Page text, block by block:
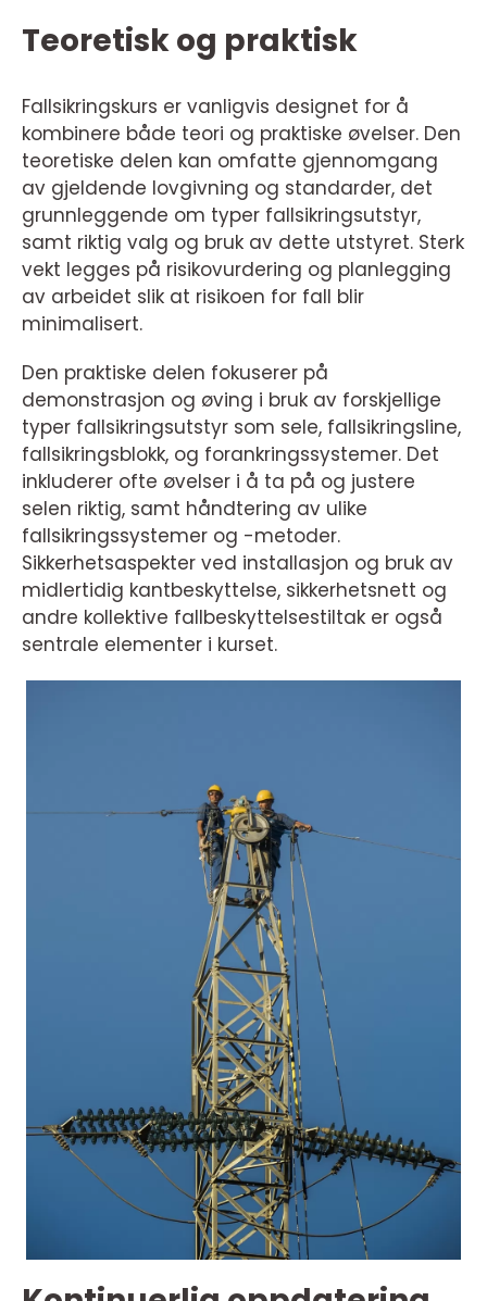
Teoretisk og praktisk
Fallsikringskurs er vanligvis designet for å
kombinere både teori og praktiske øvelser. Den
teoretiske delen kan omfatte gjennomgang
av gjeldende lovgivning og standarder, det
grunnleggende om typer fallsikringsutstyr,
samt riktig valg og bruk av dette utstyret. Sterk
vekt legges på risikovurdering og planlegging
av arbeidet slik at risikoen for fall blir
minimalisert.
Den praktiske delen fokuserer på
demonstrasjon og øving i bruk av forskjellige
typer fallsikringsutstyr som sele, fallsikringsline,
fallsikringsblokk, og forankringssystemer. Det
inkluderer ofte øvelser i å ta på og justere
selen riktig, samt håndtering av ulike
fallsikringssystemer og -metoder.
Sikkerhetsaspekter ved installasjon og bruk av
midlertidig kantbeskyttelse, sikkerhetsnett og
andre kollektive fallbeskyttelsestiltak er også
sentrale elementer i kurset.